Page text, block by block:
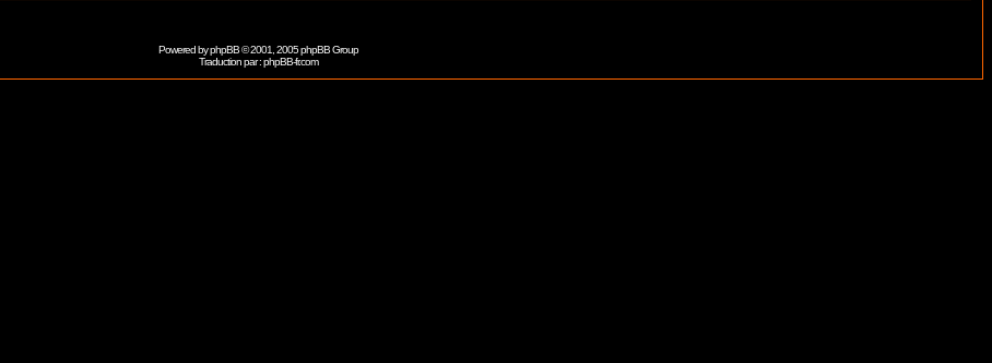
Powered byphpBB© 2001, 2005 phpBB Group
Traduction par :phpBB-fr.com